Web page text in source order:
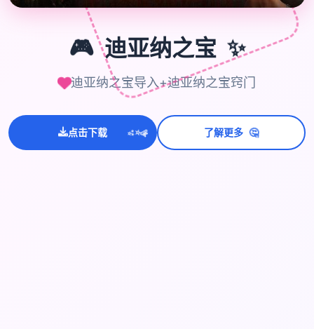
🎮 迪亚纳之宝 ✨
迪亚纳之宝导入+迪亚纳之宝窍门
点击下载 ✨⭐💫 了解更多 🤔